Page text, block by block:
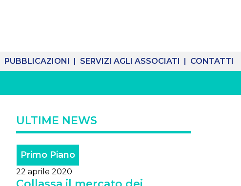
PUBBLICAZIONI | SERVIZI AGLI ASSOCIATI | CONTATTI
ULTIME NEWS
Primo Piano
22 aprile 2020